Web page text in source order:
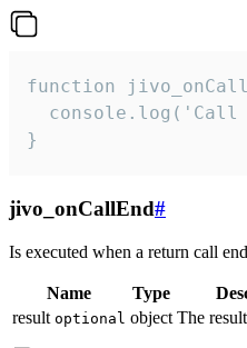
function
console.log('Call
}
jivo_onCallEnd#
Is executed when a return call
Name Type
result optional object The